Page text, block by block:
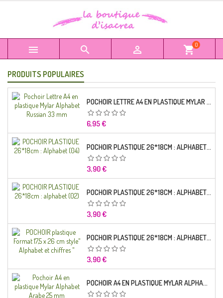
   shopping_cart0
PRODUITS POPULAIRES
POCHOIR LETTRE A4 EN PLASTIQUE MYLAR ALPHABET RUSSIAN 33 MM
Prix
6,95 €
POCHOIR PLASTIQUE 26*18CM : ALPHABET (04)
Prix
3,90 €
POCHOIR PLASTIQUE 26*18CM : ALPHABET (02)
Prix
3,90 €
POCHOIR PLASTIQUE 26*18CM : ALPHABET (01)
Prix
3,90 €
POCHOIR A4 EN PLASTIQUE MYLAR ALPHABET ARABE 25 MM